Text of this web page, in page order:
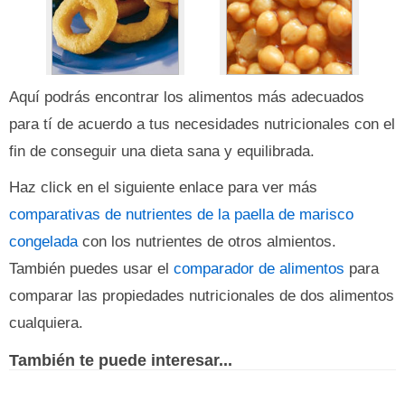
Aquí podrás encontrar los alimentos más adecuados
para tí de acuerdo a tus necesidades nutricionales con el
fin de conseguir una dieta sana y equilibrada.
Haz click en el siguiente enlace para ver más
comparativas de nutrientes de la paella de marisco
congeladacon los nutrientes de otros almientos.
También puedes usar el comparador de alimentos para
comparar las propiedades nutricionales de dos alimentos
cualquiera.
También te puede interesar...